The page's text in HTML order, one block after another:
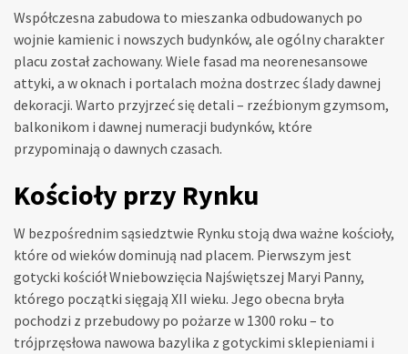
Współczesna zabudowa to mieszanka odbudowanych po
wojnie kamienic i nowszych budynków, ale ogólny charakter
placu został zachowany. Wiele fasad ma neorenesansowe
attyki, a w oknach i portalach można dostrzec ślady dawnej
dekoracji. Warto przyjrzeć się detali – rzeźbionym gzymsom,
balkonikom i dawnej numeracji budynków, które
przypominają o dawnych czasach.
Kościoły przy Rynku
W bezpośrednim sąsiedztwie Rynku stoją dwa ważne kościoły,
które od wieków dominują nad placem. Pierwszym jest
gotycki kościół Wniebowzięcia Najświętszej Maryi Panny,
którego początki sięgają XII wieku. Jego obecna bryła
pochodzi z przebudowy po pożarze w 1300 roku – to
trójprzęsłowa nawowa bazylika z gotyckimi sklepieniami i